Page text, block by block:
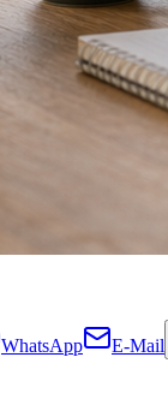
WhatsApp E-Mail